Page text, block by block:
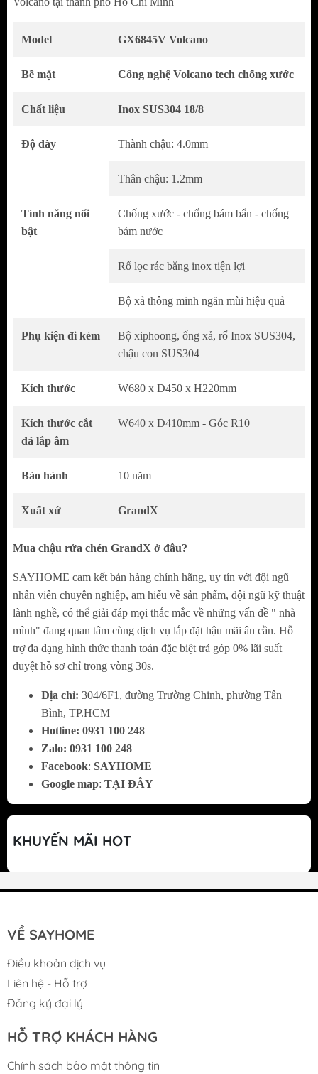
Thiết Kế Tối Giản Đậm Chất Nhật
Kiểu dáng 1 hố rộng rãi, thuận tiện khi rửa
Các góc bo cong tinh tế giúp tổng thể mềm
mại và dễ vệ sinh
bếp hiện đại
Tăng tính thẩm mỹ và cảm giác gọn gàng cho
khu vực chậu rửa
Sử dụng inox SUS304 18/8 nhậpp khẩu, an
tiếp xúc nước thường xuyên
chậu 1.2 mm, mang lại cảm giác chắc chắn
và ổn định khi sử dụng
Độ bền vượt trội so với các dòng chậu inox
thông thường
Công Nghệ Bề Mặt Volcano tech – Luôn Giữ Vẻ
Đẹp Sạch Sẽ
Bề mặt chống trầy xước trong quá trình sử
dụng
Chống bám bẩn và dầu mỡ, dễ dàng vệ sinh
Chống bám nước và không gây tiếng ồn khi
xả nước sử dụng
dài
Model GX6845V Volcano
Bề mặt Công nghệ Volcano tech chống xước
Chất liệu Inox SUS304 18/8
Độ dày Thành chậu: 4.0mm
Thân chậu: 1.2mm
Tính năng nổi
bật
Chống xước - chống bám bẩn - chống
bám nước
Rổ lọc rác bằng inox tiện lợi
Bộ xả thông minh ngăn mùi hiệu quả
Phụ kiện đi kèm
Bộ xiphoong, ống xả, rổ Inox SUS304,
chậu con SUS304
Kích thước W680 x D450 x H220mm
Kích thước cắt
đá lắp âm
W640 x D410mm - Góc R10
Bảo hành 10 năm
Xuất xứ GrandX
Mua chậu rửa chén GrandX ở đâu?
SAYHOME cam kết bán hàng chính hãng, uy tín với đội ngũ
nhân viên chuyên nghiệp, am hiểu về sản phẩm, đội ngũ kỹ thuật
lành nghề, có thể giải đáp mọi thắc mắc về những vấn đề " nhà
mình" đang quan tâm cùng dịch vụ lắp đặt hậu mãi ân cần. Hỗ
trợ đa dạng hình thức thanh toán đặc biệt trả góp 0% lãi suất
duyệt hồ sơ chỉ trong vòng 30s.
Địa chỉ: 304/6F1, đường Trường Chinh, phường Tân
Bình, TP.HCM
Hotline: 0931 100 248
Zalo: 0931 100 248
Facebook: SAYHOME
Google map: TẠI ĐÂY
KHUYẾN MÃI HOT
VỀ SAYHOME
Điều khoản dịch vụ
Liên hệ - Hỗ trợ
Đăng ký đại lý
HỖ TRỢ KHÁCH HÀNG
Chính sách bảo mật thông tin